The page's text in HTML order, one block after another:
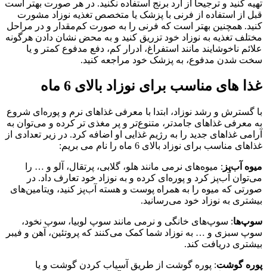
تهیه کنید و ترجیحا از آرد برنج استفاده نکنید. در هر صورت بهتر است
قبل از استفاده از فرنی با پزشک یا متخصص تغذیه نوزاد مشورت
کنید. همچنین بهتر است که فرنی را به صورت کم‌مقدار و در مراحل
مختلف تغذیه به نوزاد خود تزریق کنید و به محض نشان دادن هرگونه
علائم ناخوشایند مانند استفراغ، ادرار کم، دفع مدفوع کمتر و یا
سخت شدن مدفوع، به پزشک خود مراجعه کنید.
غذا های مناسب برای نوزاد بالای 6 ماه
با گسترش و رشد نوزاد، ابتدا با معرفی غذاهای نرم و پوره‌ای شروع
به معرفی غذاهای جامدتر، متنوع‌تر و پر مغذی تر کرده و می‌توان به
آرامی غذاهای جدید را به رژیم غذایی او اضافه کرد. در زیر تعدادی از
غذاهای مناسب برای نوزاد بالای 6 ماه را نام می بریم:
میوه آب‌پز : میوه‌های نرمی مانند هلو، گلابی، پرتقال، آلو و … را
می‌توان آب‌پز کرد و پوره‌ای کرده و به نوزاد خود تعارف داد. در
صورتی که میوه را به همراه پوست و هسته آب‌پز کنید، ویتامین‌های
بیشتری به نوزاد خود می‌رسانید.
سوپ‌ها: سوپ‌های خانگی و نرمی مانند سوپ لوبیا، سوپ نخود،
سوپ سبزی و … به نوزاد شما کمک می‌کنند که پروتئین، آهن و فیبر
بیشتری دریافت کند.
پوره گوشت: پوره گوشت از طریق آسیاب کردن گوشت و یا